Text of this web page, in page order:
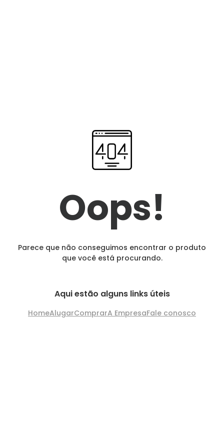
Oops!
Parece que não conseguimos encontrar o produto
que você está procurando.
Aqui estão alguns links úteis
HomeAlugarComprarA EmpresaFale conosco